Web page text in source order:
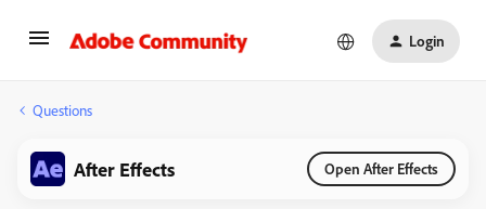
Login
Questions
After Effects Open After Effects